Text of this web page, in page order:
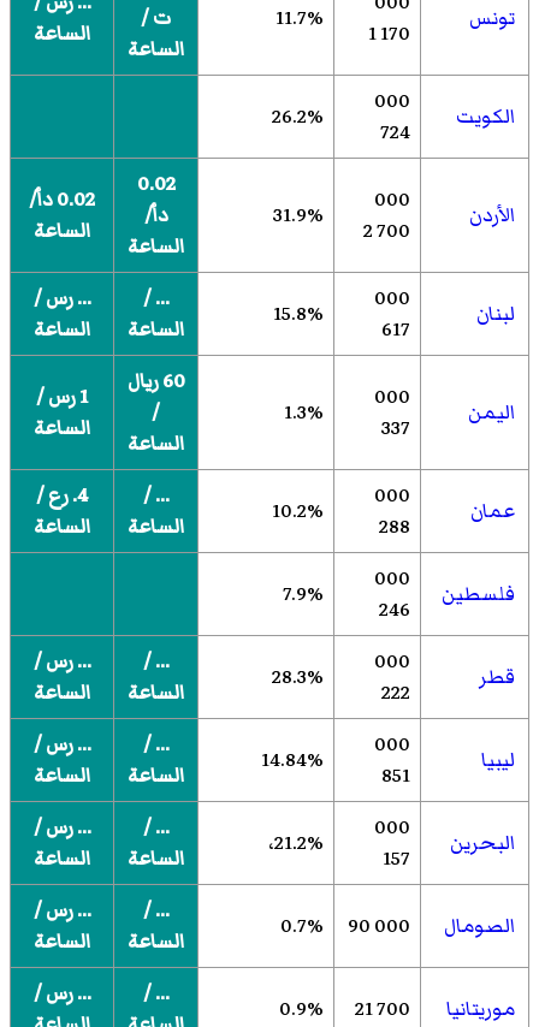
تونس
170 1
11.7%
ت /
الساعة
الساعة
الكويت
000
724
26.2%
الأردن
000
700 2
31.9%
0.02
دأ/
الساعة
0.02 دأ/
الساعة
لبنان
000
617
15.8%
... /
الساعة
... رس /
الساعة
اليمن
000
337
1.3%
60 ريال
/
الساعة
1 رس /
الساعة
عمان
000
288
10.2%
... /
الساعة
4. رع /
الساعة
فلسطين
000
246
7.9%
قطر
000
222
28.3%
... /
الساعة
... رس /
الساعة
ليبيا
000
851
14.84%
... /
الساعة
... رس /
الساعة
البحرين
000
157
21.2%،
... /
الساعة
... رس /
الساعة
الصومال 000 90
0.7%
... /
الساعة
... رس /
الساعة
موريتانيا 700 21
0.9%
... /
... رس /